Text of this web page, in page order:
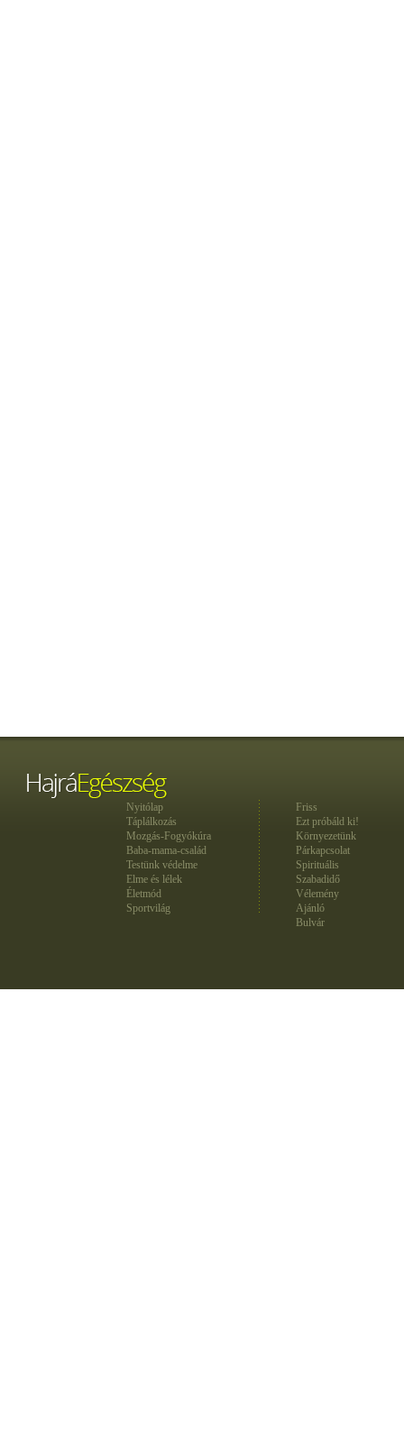
Nyitólap
Táplálkozás
Mozgás-Fogyókúra
Baba-mama-család
Testünk védelme
Elme és lélek
Életmód
Sportvilág
Friss
Ezt próbáld ki!
Környezetünk
Párkapcsolat
Spirituális
Szabadidő
Vélemény
Ajánló
Bulvár